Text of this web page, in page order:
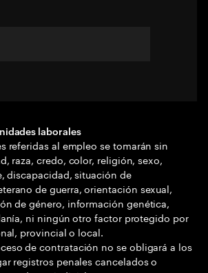
laborales
referidas al empleo se tomarán sin
raza, credo, color, religión, sexo,
discapacidad, situación de
de guerra, orientación sexual,
de género, información genética,
ni ningún otro factor protegido por
provincial o local.
de contratación no se obligará a los
registros penales cancelados o